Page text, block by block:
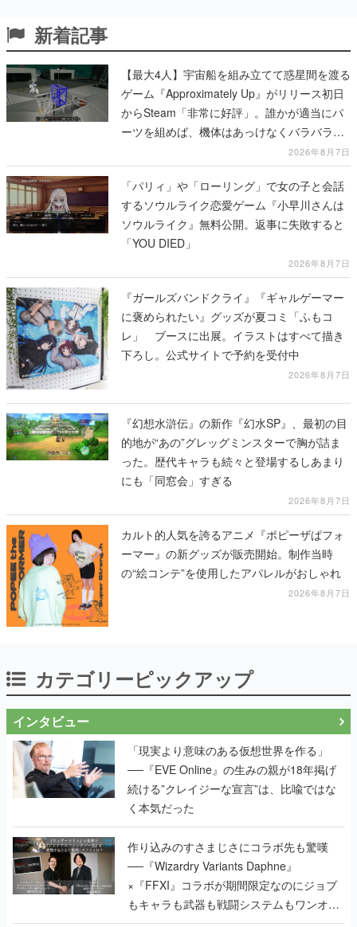
新着記事
【最大4人】宇宙船を組み立てて惑星間を渡る
ゲーム『Approximately Up』がリリース初日
からSteam「非常に好評」。誰かが適当にパ
ーツを組めば、機体はあっけなくバラバラに
2026年8月7日
「パリィ」や「ローリング」で女の子と会話
するソウルライク恋愛ゲーム『小早川さんは
ソウルライク』無料公開。返事に失敗すると
「YOU DIED」
2026年8月7日
『ガールズバンドクライ』『ギャルゲーマー
に褒められたい』グッズが夏コミ「ふもコ
レ」 ブースに出展。イラストはすべて描き
下ろし。公式サイトで予約を受付中
2026年8月7日
『幻想水滸伝』の新作『幻水SP』、最初の目
的地が“あの”グレッグミンスターで胸が詰ま
った。歴代キャラも続々と登場するしあまり
にも「同窓会」すぎる
2026年8月7日
カルト的人気を誇るアニメ『ポピーザぱフォ
ーマー』の新グッズが販売開始。制作当時
の“絵コンテ”を使用したアパレルがおしゃれ
2026年8月7日
カテゴリーピックアップ
インタビュー
「現実より意味のある仮想世界を作る」
──『EVE Online』の生みの親が18年掲げ
続ける”クレイジーな宣言”は、比喩ではな
く本気だった
作り込みのすさまじさにコラボ先も驚嘆
──『Wizardry Variants Daphne』
×『FFXI』コラボが期間限定なのにジョブ
もキャラも武器も戦闘システムもワンオフ
で作り込まれた理由を両ディレクターに聞